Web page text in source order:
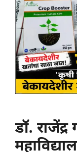
डॉ.